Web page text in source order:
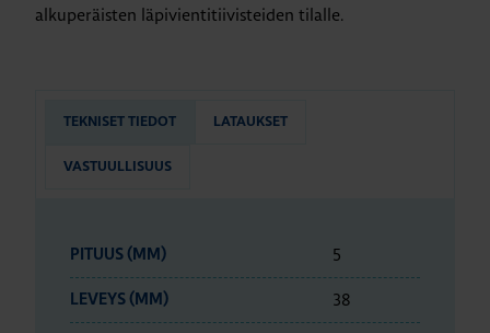
alkuperäisten läpivientitiivisteiden tilalle.
TEKNISET TIEDOT LATAUKSET
VASTUULLISUUS
PITUUS (MM) 5
LEVEYS (MM) 38